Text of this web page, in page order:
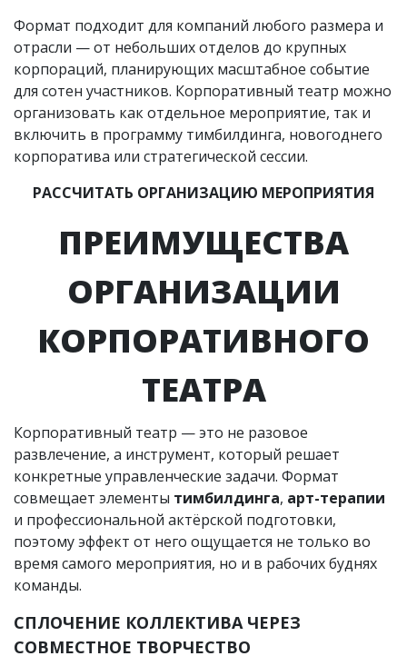
Формат подходит для компаний любого размера и
отрасли — от небольших отделов до крупных
корпораций, планирующих масштабное событие
для сотен участников. Корпоративный театр можно
организовать как отдельное мероприятие, так и
включить в программу тимбилдинга, новогоднего
корпоратива или стратегической сессии.
РАССЧИТАТЬ ОРГАНИЗАЦИЮ МЕРОПРИЯТИЯ
ПРЕИМУЩЕСТВА
ОРГАНИЗАЦИИ
КОРПОРАТИВНОГО
ТЕАТРА
Корпоративный театр — это не разовое
развлечение, а инструмент, который решает
конкретные управленческие задачи. Формат
совмещает элементы тимбилдинга, арт-терапии
и профессиональной актёрской подготовки,
поэтому эффект от него ощущается не только во
время самого мероприятия, но и в рабочих буднях
команды.
СПЛОЧЕНИЕ КОЛЛЕКТИВА ЧЕРЕЗ
СОВМЕСТНОЕ ТВОРЧЕСТВО